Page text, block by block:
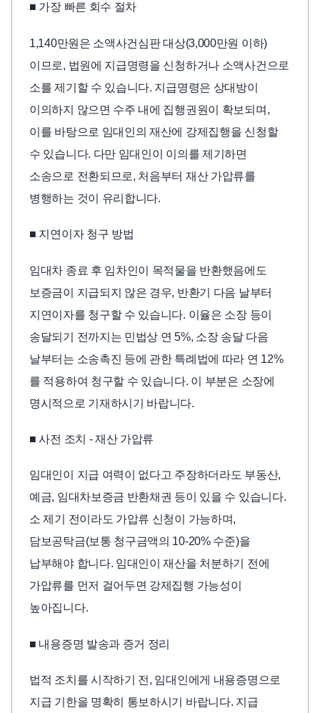
■ 가장 빠른 회수 절차
1,140만원은 소액사건심판 대상(3,000만원 이하)
이므로, 법원에 지급명령을 신청하거나 소액사건으로
소를 제기할 수 있습니다. 지급명령은 상대방이
이의하지 않으면 수주 내에 집행권원이 확보되며,
이를 바탕으로 임대인의 재산에 강제집행을 신청할
수 있습니다. 다만 임대인이 이의를 제기하면
소송으로 전환되므로, 처음부터 재산 가압류를
병행하는 것이 유리합니다.
■ 지연이자 청구 방법
임대차 종료 후 임차인이 목적물을 반환했음에도
보증금이 지급되지 않은 경우, 반환기 다음 날부터
지연이자를 청구할 수 있습니다. 이율은 소장 등이
송달되기 전까지는 민법상 연 5%, 소장 송달 다음
날부터는 소송촉진 등에 관한 특례법에 따라 연 12%
를 적용하여 청구할 수 있습니다. 이 부분은 소장에
명시적으로 기재하시기 바랍니다.
■ 사전 조치 - 재산 가압류
임대인이 지급 여력이 없다고 주장하더라도 부동산,
예금, 임대차보증금 반환채권 등이 있을 수 있습니다.
소 제기 전이라도 가압류 신청이 가능하며,
담보공탁금(보통 청구금액의 10-20% 수준)을
납부해야 합니다. 임대인이 재산을 처분하기 전에
가압류를 먼저 걸어두면 강제집행 가능성이
높아집니다.
■ 내용증명 발송과 증거 정리
법적 조치를 시작하기 전, 임대인에게 내용증명으로
지급 기한을 명확히 통보하시기 바랍니다. 지급